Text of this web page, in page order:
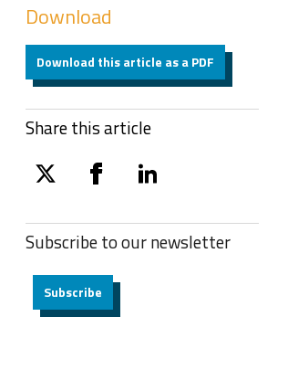
Download
Download this article as a PDF
Share this article
twitter facebooklinkedin
Subscribe to ournewsletter
Subscribe